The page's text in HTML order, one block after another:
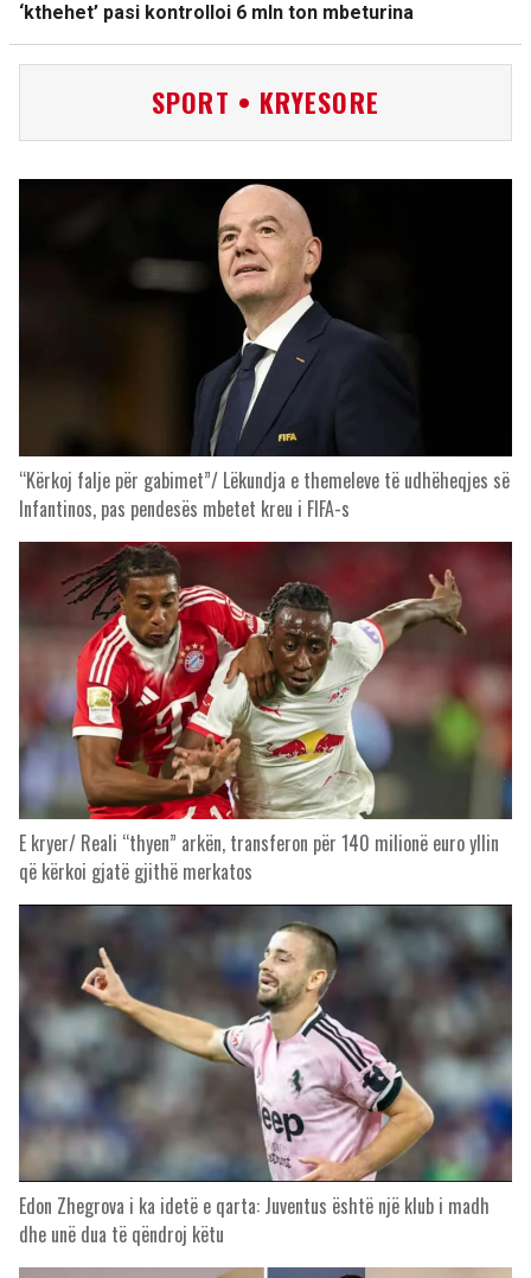
‘kthehet’ pasi kontrolloi 6 mln ton mbeturina
SPORT • KRYESORE
“Kërkoj falje për gabimet”/ Lëkundja e themeleve të udhëheqjes së
Infantinos, pas pendesës mbetet kreu i FIFA-s
E kryer/ Reali “thyen” arkën, transferon për 140 milionë euro yllin
që kërkoi gjatë gjithë merkatos
Edon Zhegrova i ka idetë e qarta: Juventus është një klub i madh
dhe unë dua të qëndroj këtu